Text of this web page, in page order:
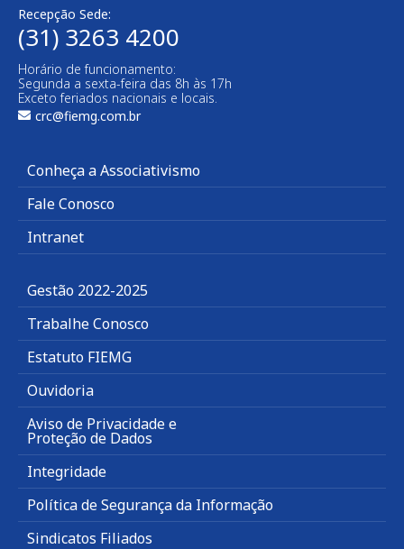
Recepção Sede:
(31) 3263 4200
Horário de funcionamento:
Segunda a sexta-feira das 8h às 17h
Exceto feriados nacionais e locais.
crc@fiemg.com.br
Conheça a Associativismo
Fale Conosco
Intranet
Gestão 2022-2025
Trabalhe Conosco
Estatuto FIEMG
Ouvidoria
Aviso de Privacidade e
Proteção de Dados
Integridade
Política de Segurança da Informação
Sindicatos Filiados